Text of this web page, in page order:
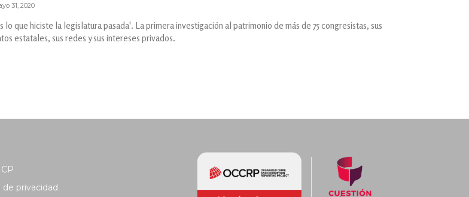
31, 2020
lo que hiciste la legislatura pasada'. La primera investigación al patrimonio de más de 75 congresistas, sus
estatales, sus redes y sus intereses privados.
de privacidad